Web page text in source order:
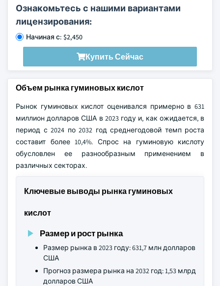
Ознакомьтесь с нашими вариантами
лицензирования:
Начиная с: $2,450
Купить Сейчас
Объем рынка гуминовых кислот
Рынок гуминовых кислот оценивался примерно в 631
миллион долларов США в 2023 году и, как ожидается, в
период с 2024 по 2032 год среднегодовой темп роста
составит более 10,4%. Спрос на гуминовую кислоту
обусловлен ее разнообразным применением в
различных секторах.
Ключевые выводы рынка гуминовых
кислот
Размер и рост рынка
Размер рынка в 2023 году: 631,7 млн долларов
США
Прогноз размера рынка на 2032 год: 1,53 млрд
долларов США